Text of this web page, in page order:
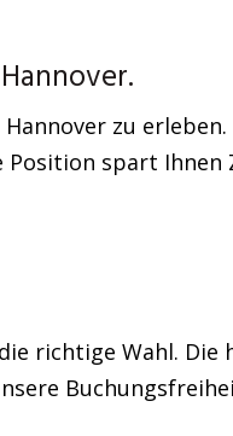
zu
spart
richtige Wahl.